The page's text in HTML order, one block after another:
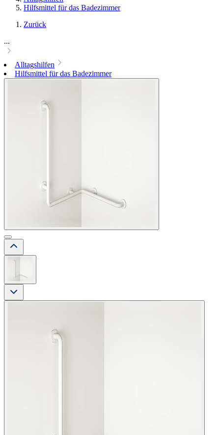
Hilfsmittel für das Badezimmer
Zurück
...
Alltagshilfen
Hilfsmittel für das Badezimmer